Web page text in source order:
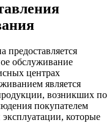
обслуживание
центрах
является
возникших по
покупателем
которые